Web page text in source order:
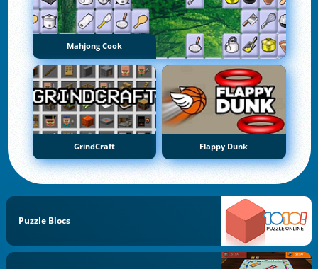
Mahjong Cook
GrindCraft Flappy Dunk
Puzzle Blocs